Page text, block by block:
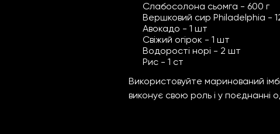
Слабосолона сьомга - 600 г
Вершковий сир Philadelphia -
Авокадо - 1 шт
Свіжий огірок - 1 шт
Водорості норі - 2 шт
Рис - 1 ст
Використовуйте маринований
виконує свою роль і у